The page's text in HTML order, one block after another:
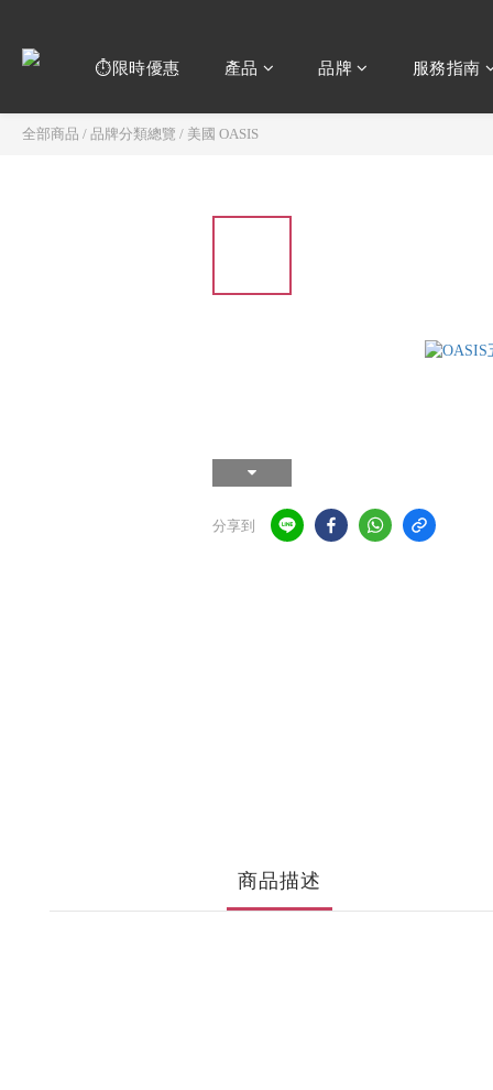
⏱️限時優惠 產品 品牌 服務指南
全部商品 / 品牌分類總覽 / 美國 OASIS
分享到
商品描述